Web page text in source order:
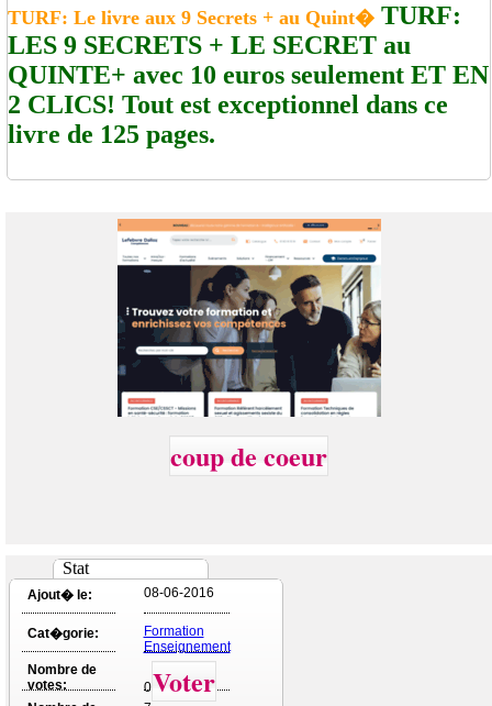
TURF: Le livre aux 9 Secrets + au Quint� TURF:
LES 9 SECRETS + LE SECRET au
QUINTE+ avec 10 euros seulement ET EN
2 CLICS! Tout est exceptionnel dans ce
livre de 125 pages.
coup de coeur
Stat
Ajout� le: 08-06-2016
Cat�gorie:
Formation
Enseignement
Nombre de
votes:
0Voter